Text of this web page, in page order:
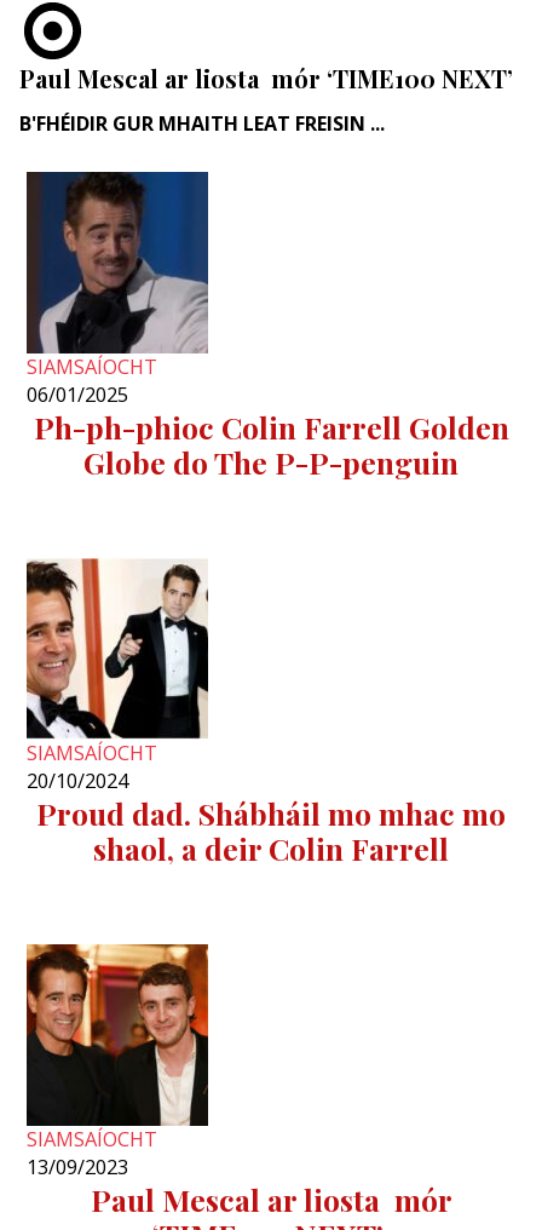
Paul Mescal ar liosta mór ‘TIME100 NEXT’
B'FHÉIDIR GUR MHAITH LEAT FREISIN ...
SIAMSAÍOCHT
06/01/2025
Ph-ph-phioc Colin Farrell Golden
Globe do The P-P-penguin
SIAMSAÍOCHT
20/10/2024
Proud dad. Shábháil mo mhac mo
shaol, a deir Colin Farrell
SIAMSAÍOCHT
13/09/2023
Paul Mescal ar liosta mór